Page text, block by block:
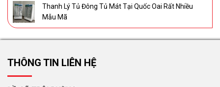
Thanh Lý Tủ Đông Tủ Mát Tại Quốc Oai Rất Nhiều
Mẫu Mã
THÔNG TIN LIÊN HỆ